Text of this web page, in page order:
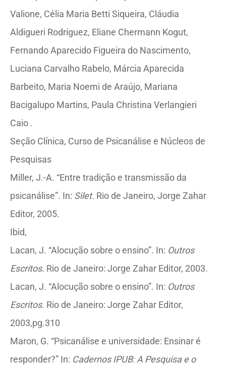
Valione, Célia Maria Betti Siqueira, Cláudia
Aldigueri Rodriguez, Eliane Chermann Kogut,
Fernando Aparecido Figueira do Nascimento,
Luciana Carvalho Rabelo, Márcia Aparecida
Barbeito, Maria Noemi de Araújo, Mariana
Bacigalupo Martins, Paula Christina Verlangieri
Caio .
Seção Clínica, Curso de Psicanálise e Núcleos de
Pesquisas
Miller, J.-A. “Entre tradição e transmissão da
psicanálise”. In: Silet. Rio de Janeiro, Jorge Zahar
Editor, 2005.
Ibid,
Lacan, J. “Alocução sobre o ensino”. In: Outros
Escritos. Rio de Janeiro: Jorge Zahar Editor, 2003.
Lacan, J. “Alocução sobre o ensino”. In: Outros
Escritos. Rio de Janeiro: Jorge Zahar Editor,
2003,pg.310
Maron, G. “Psicanálise e universidade: Ensinar é
responder?” In: Cadernos IPUB: A Pesquisa e o